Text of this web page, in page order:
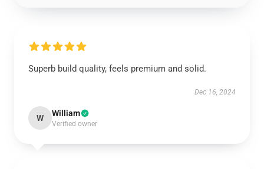
Superb build quality, feels premium and solid.
Dec 16, 2024
W William
Verified owner